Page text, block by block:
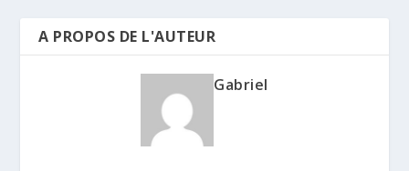
A PROPOS DE L'AUTEUR
Gabriel